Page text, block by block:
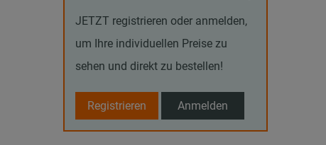
JETZT registrieren oder anmelden,
um Ihre individuellen Preise zu
sehen und direkt zu bestellen!
Registrieren Anmelden